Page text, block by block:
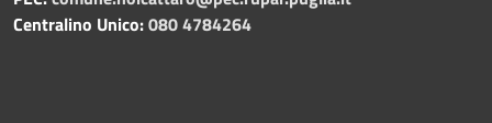
Centralino Unico:080 4784264